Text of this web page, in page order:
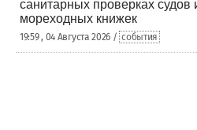
санитарных проверках судов
мореходных книжек
19:59 , 04 Августа 2026 / события